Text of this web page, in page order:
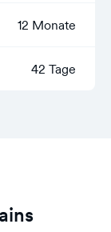
12 Monate
42 Tage